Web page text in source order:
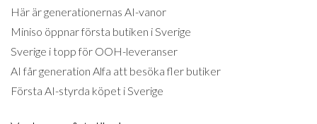
Här är generationernas AI-vanor
Miniso öppnar första butiken i Sverige
Sverige i topp för OOH-leveranser
AI får generation Alfa att besöka fler butiker
Första AI-styrda köpet i Sverige